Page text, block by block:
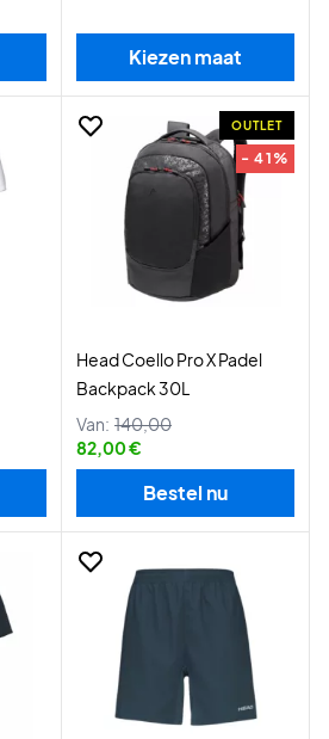
Kiezen maat
OUTLET
- 41%
Head Coello Pro X Padel
Backpack 30L
Van: 140,00
82,00 €
Bestel nu